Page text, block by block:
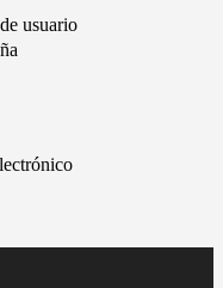
usuario